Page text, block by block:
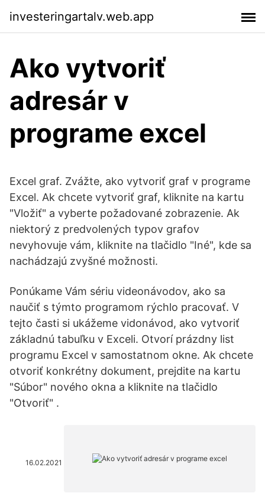
investeringartalv.web.app
Ako vytvoriť
adresár v
programe excel
Excel graf. Zvážte, ako vytvoriť graf v programe
Excel. Ak chcete vytvoriť graf, kliknite na kartu
"Vložiť" a vyberte požadované zobrazenie. Ak
niektorý z predvolených typov grafov
nevyhovuje vám, kliknite na tlačidlo "Iné", kde sa
nachádzajú zvyšné možnosti.
Ponúkame Vám sériu videonávodov, ako sa
naučiť s týmto programom rýchlo pracovať. V
tejto časti si ukážeme vidonávod, ako vytvoriť
základnú tabuľku v Exceli. Otvorí prázdny list
programu Excel v samostatnom okne. Ak chcete
otvoriť konkrétny dokument, prejdite na kartu
"Súbor" nového okna a kliknite na tlačidlo
"Otvoriť" .
16.02.2021